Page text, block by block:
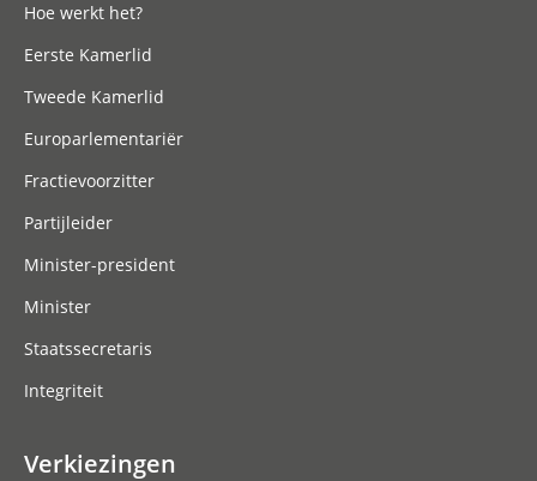
Hoe werkt het?
Eerste Kamerlid
Tweede Kamerlid
Europarlementariër
Fractievoorzitter
Partijleider
Minister-president
Minister
Staatssecretaris
Integriteit
Verkiezingen